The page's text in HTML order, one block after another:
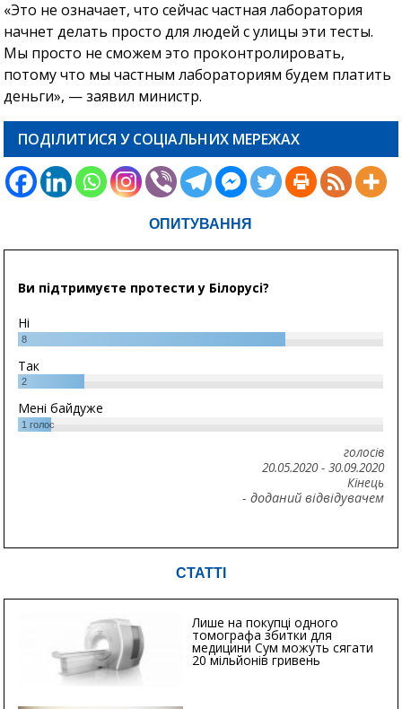
«Это не означает, что сейчас частная лаборатория
начнет делать просто для людей с улицы эти тесты.
Мы просто не сможем это проконтролировать,
потому что мы частным лабораториям будем платить
деньги», — заявил министр.
ПОДІЛИТИСЯ У СОЦІАЛЬНИХ МЕРЕЖАХ
ОПИТУВАННЯ
Ви підтримуєте протести у Білорусі?
Ні
8
Так
2
Мені байдуже
1 голос
голосів
20.05.2020- 30.09.2020
Кінець
- доданий відвідувачем
СТАТТІ
Лише на покупці одного
томографа збитки для
медицини Сум можуть сягати
20 мільйонів гривень